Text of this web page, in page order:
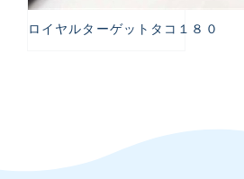
ロイヤルターゲットタコ１８０